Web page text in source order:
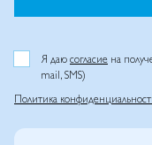
Я даю согласие на
mail, SMS)
Политика